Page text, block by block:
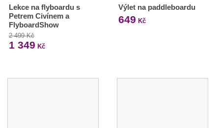
Lekce na flyboardu s
Petrem Civínem a
FlyboardShow
2 499 Kč
1 349 Kč
Výlet na paddleboardu
649 Kč